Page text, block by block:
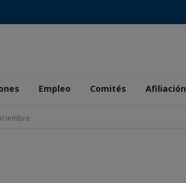
Empleo Comités Afiliación